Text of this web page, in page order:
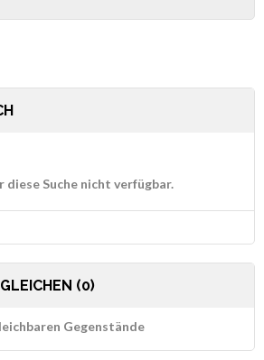
Suche nicht verfügbar.
(0)
Gegenstände